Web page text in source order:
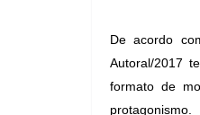
De acordo
Autoral/2017
formato de
protagonismo.